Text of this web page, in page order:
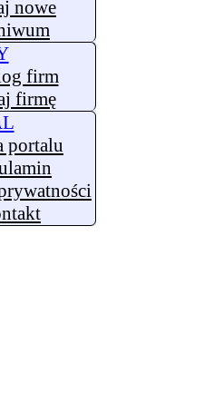
nowe
firm
firmę
portalu